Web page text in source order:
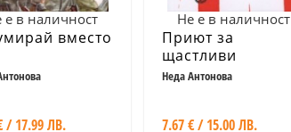
е в наличност
вместо
/ 17.99 ЛВ.
Не е в наличност
Приют за
щастливи
Неда Антонова
7.67 € / 15.00 ЛВ.